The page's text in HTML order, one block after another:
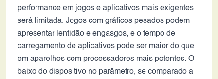
performance em jogos e aplicativos mais exigentes
será limitada. Jogos com gráficos pesados podem
apresentar lentidão e engasgos, e o tempo de
carregamento de aplicativos pode ser maior do que
em aparelhos com processadores mais potentes. O
baixo do dispositivo no parâmetro, se comparado a